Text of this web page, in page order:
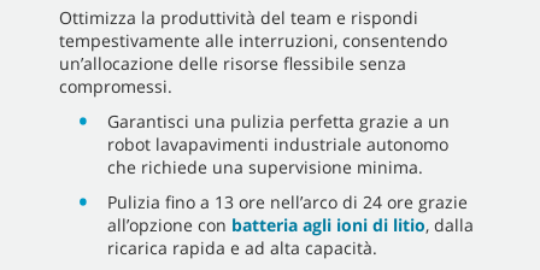
Ottimizza la produttività del team e rispondi
tempestivamente alle interruzioni, consentendo
un’allocazione delle risorse flessibile senza
compromessi.
Garantisci una pulizia perfetta grazie a un
robot lavapavimenti industriale autonomo
che richiede una supervisione minima.
Pulizia fino a 13 ore nell’arco di 24 ore grazie
all’opzione con batteria agli ioni di litio, dalla
ricarica rapida e ad alta capacità.